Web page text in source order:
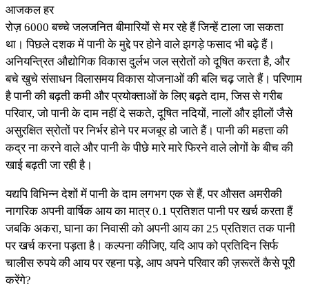
आजकल हर
रोज़ 6000 बच्चे जलजनित बीमारियों से मर रहे हैं जिन्हें टाला जा सकता
था। पिछले दशक में पानी के मुद्दे पर होने वाले झगड़े फसाद भी बढ़े हैं।
अनियन्त्रित औद्योगिक विकास दुर्लभ जल स्रोतों को दूषित करता है, और
बचे खुचे संसाधन विलासमय विकास योजनाओं की बलि चढ़ जाते हैं। परिणाम
है पानी की बढ़ती कमी और प्रयोक्‍ताओं के लिए बढ़ते दाम, जिस से गरीब
परिवार, जो पानी के दाम नहीं दे सकते, दूषित नदियों, नालों और झीलों जैसे
असुरक्षित स्रोतों पर निर्भर होने पर मजबूर हो जाते हैं। पानी की महत्ता की
कद्र ना करने वाले और पानी के पीछे मारे मारे फिरने वाले लोगों के बीच की
खाई बढ़ती जा रही है।
यद्यपि विभिन्न देशों में पानी के दाम लगभग एक से हैं, पर औसत अमरीकी
नागरिक अपनी वार्षिक आय का मात्र 0.1 प्रतिशत पानी पर खर्च करता हैं
जबकि अकरा, घाना का निवासी को अपनी आय का 25 प्रतिशत तक पानी
पर खर्च करना पड़ता है। कल्पना कीजिए, यदि आप को प्रतिदिन सिर्फ
चालीस रुपये की आय पर रहना पड़े, आप अपने परिवार की ज़रूरतें कैसे पूरी
करेंगे?